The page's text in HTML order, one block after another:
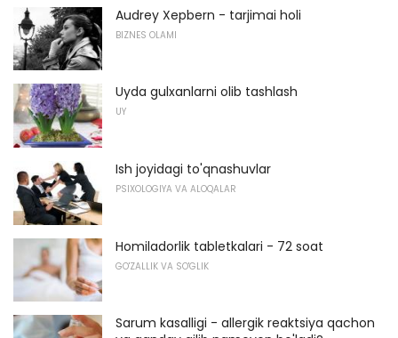
Audrey Xepbern - tarjimai holi
BIZNES OLAMI
Uyda gulxanlarni olib tashlash
UY
Ish joyidagi to'qnashuvlar
PSIXOLOGIYA VA ALOQALAR
Homiladorlik tabletkalari - 72 soat
GO'ZALLIK VA SO'GLIK
Sarum kasalligi - allergik reaktsiya qachon